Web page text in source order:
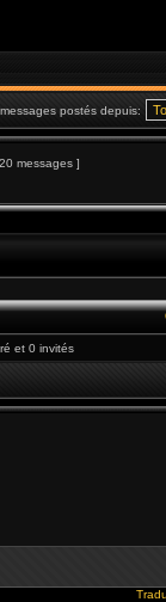
postés depuis:
messages ]
et 0 invités